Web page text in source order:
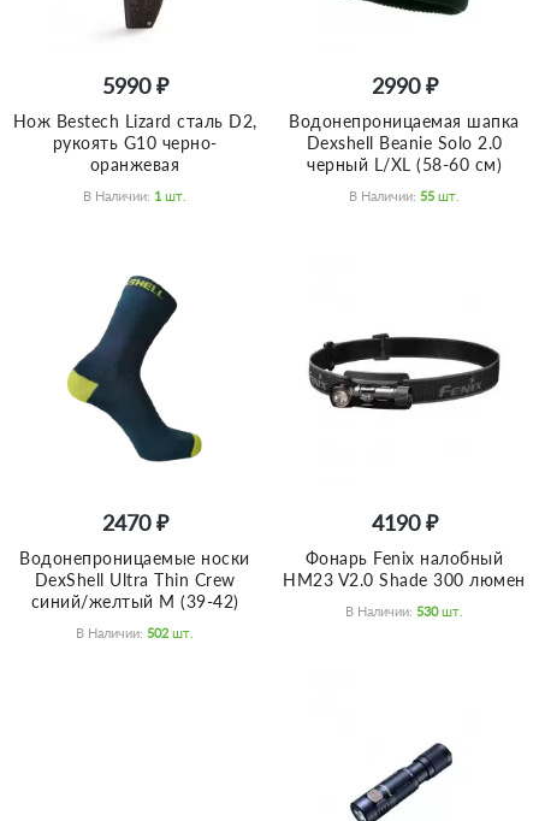
5990 ₽
Нож Bestech Lizard сталь D2,
рукоять G10 черно-
оранжевая
В Наличии: 1 Шт.
2990 ₽
Водонепроницаемая шапка
Dexshell Beanie Solo 2.0
черный L/XL (58-60 см)
В Наличии: 55 Шт.
2470 ₽
Водонепроницаемые носки
DexShell Ultra Thin Crew
синий/желтый M (39-42)
В Наличии: 502 Шт.
4190 ₽
Фонарь Fenix налобный
HM23 V2.0 Shade 300 люмен
В Наличии: 530 Шт.